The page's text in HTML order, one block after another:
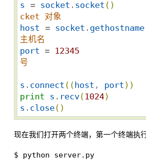
s = socket . socket ( )
cket 对象
host = socket . gethostname
主机名
port = 12345
号
s . connect ( ( host , port ) )
print
s . recv( 1024)
s . close( )
现在我们打开两个终端，第一个终端执
$ python server.py